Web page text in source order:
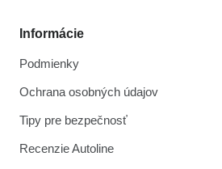
Informácie
Podmienky
Ochrana osobných údajov
Tipy pre bezpečnosť
Recenzie Autoline